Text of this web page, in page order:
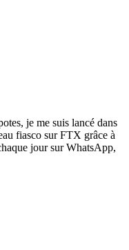
je me suis lancé dans
fiasco sur FTX grâce à
jour sur WhatsApp,